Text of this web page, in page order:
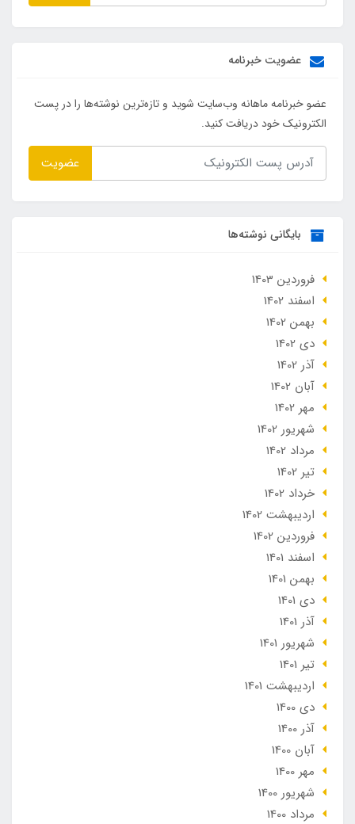
عضویت خبرنامه
عضو خبرنامه ماهانه وب‌سایت شوید و تازه‌ترین نوشته‌ها را در پست
الکترونیک خود دریافت کنید.
عضویت
بایگانی نوشته‌ها
فروردین 1403
اسفند 1402
بهمن 1402
دی 1402
آذر 1402
آبان 1402
مهر 1402
شهریور 1402
مرداد 1402
تير 1402
خرداد 1402
ارديبهشت 1402
فروردین 1402
اسفند 1401
بهمن 1401
دی 1401
آذر 1401
شهریور 1401
تير 1401
ارديبهشت 1401
دی 1400
آذر 1400
آبان 1400
مهر 1400
شهریور 1400
مرداد 1400